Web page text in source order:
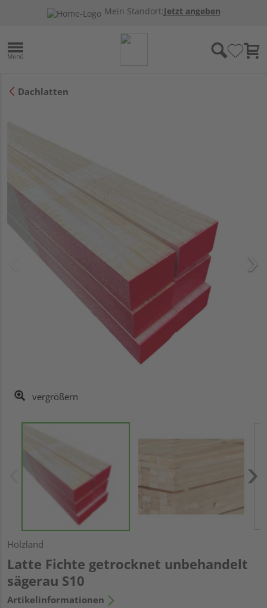
Mein Standort:Jetzt angeben
Dachlatten
vergrößern
Holzland
Latte Fichte getrocknet unbehandelt
sägerau S10
Artikelinformationen